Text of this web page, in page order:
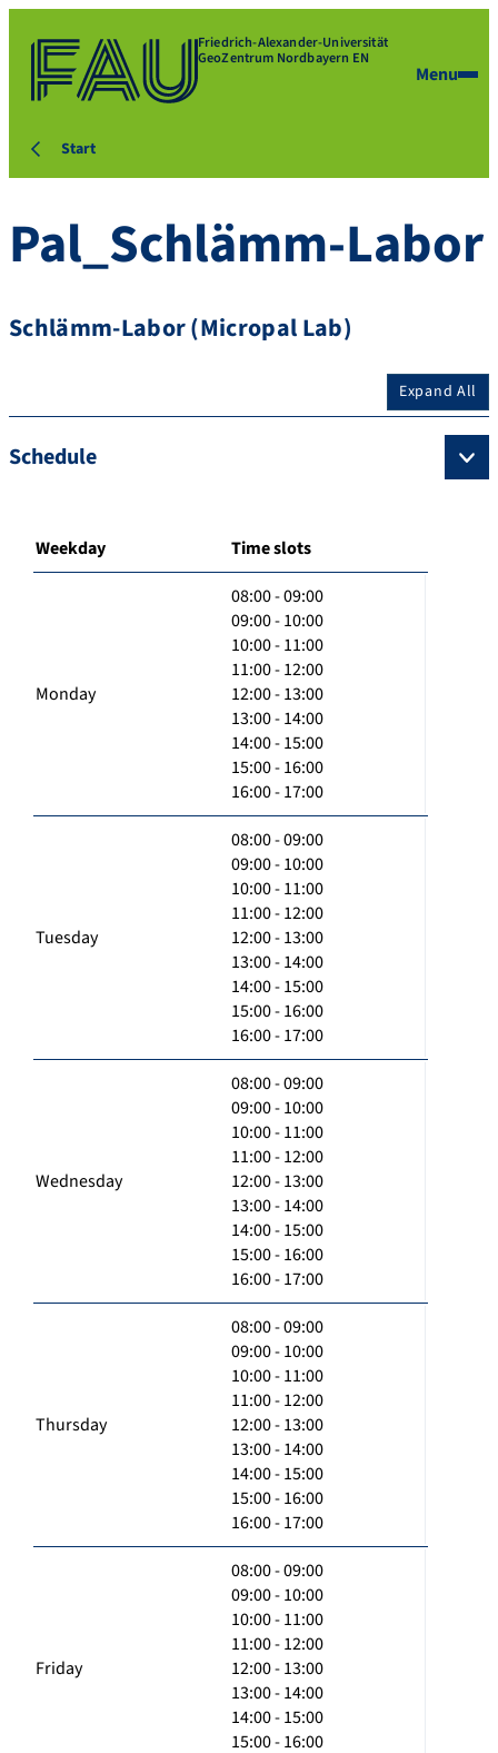
Friedrich-Alexander-Universität
GeoZentrum Nordbayern EN
Menu
Start
Pal_Schlämm-Labor
Schlämm-Labor (Micropal Lab)
Expand All
Schedule
Weekday Time slots
Monday
08:00 - 09:00
09:00 - 10:00
10:00 - 11:00
11:00 - 12:00
12:00 - 13:00
13:00 - 14:00
14:00 - 15:00
15:00 - 16:00
16:00 - 17:00
Tuesday
08:00 - 09:00
09:00 - 10:00
10:00 - 11:00
11:00 - 12:00
12:00 - 13:00
13:00 - 14:00
14:00 - 15:00
15:00 - 16:00
16:00 - 17:00
Wednesday
08:00 - 09:00
09:00 - 10:00
10:00 - 11:00
11:00 - 12:00
12:00 - 13:00
13:00 - 14:00
14:00 - 15:00
15:00 - 16:00
16:00 - 17:00
Thursday
08:00 - 09:00
09:00 - 10:00
10:00 - 11:00
11:00 - 12:00
12:00 - 13:00
13:00 - 14:00
14:00 - 15:00
15:00 - 16:00
16:00 - 17:00
Friday
08:00 - 09:00
09:00 - 10:00
10:00 - 11:00
11:00 - 12:00
12:00 - 13:00
13:00 - 14:00
14:00 - 15:00
15:00 - 16:00